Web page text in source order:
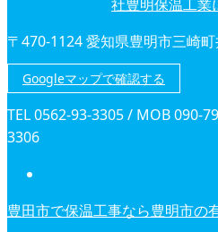
〒470-1124 愛知県豊明市三崎
Googleマップで確認する
TEL 0562-93-3305 / MOB 090-
3306
豊田市で保温工事なら豊明市